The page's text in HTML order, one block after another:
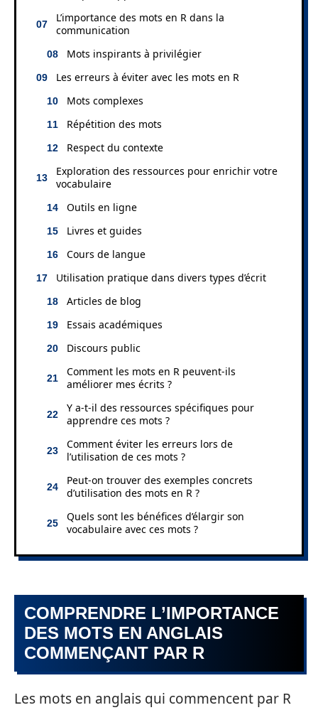
L’importance des mots en R dans la
communication
Mots inspirants à privilégier
Les erreurs à éviter avec les mots en R
Mots complexes
Répétition des mots
Respect du contexte
Exploration des ressources pour enrichir votre
vocabulaire
Outils en ligne
Livres et guides
Cours de langue
Utilisation pratique dans divers types d’écrit
Articles de blog
Essais académiques
Discours public
Comment les mots en R peuvent-ils
améliorer mes écrits ?
Y a-t-il des ressources spécifiques pour
apprendre ces mots ?
Comment éviter les erreurs lors de
l’utilisation de ces mots ?
Peut-on trouver des exemples concrets
d’utilisation des mots en R ?
Quels sont les bénéfices d’élargir son
vocabulaire avec ces mots ?
COMPRENDRE L’IMPORTANCE
DES MOTS EN ANGLAIS
COMMENÇANT PAR R
Les mots en anglais qui commencent par R